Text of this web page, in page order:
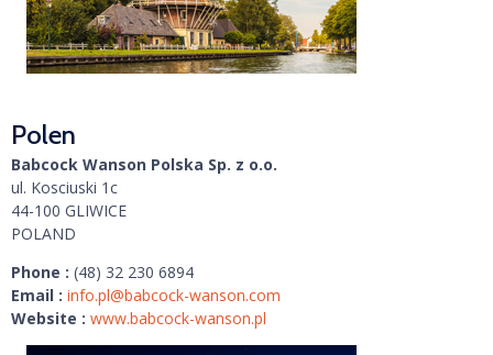
Polen
Babcock Wanson Polska Sp. z o.o.
ul. Kosciuski 1c
44-100 GLIWICE
POLAND
Phone : (48) 32 230 6894
Email : info.pl@babcock-wanson.com
Website : www.babcock-wanson.pl